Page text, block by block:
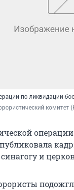
по ликвидации
комитет
операции
и